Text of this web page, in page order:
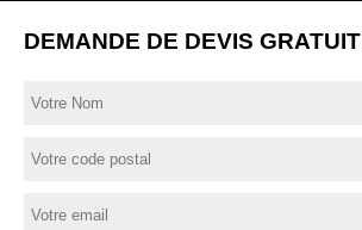
DEMANDE DE DEVIS GRATUIT